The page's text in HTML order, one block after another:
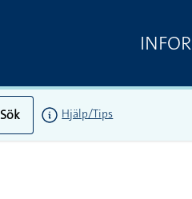
Sök Hjälp/Tips